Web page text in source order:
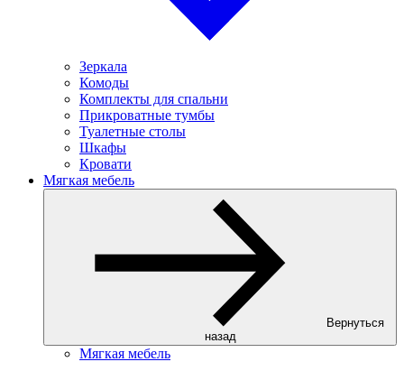
Зеркала
Комоды
Комплекты для спальни
Прикроватные тумбы
Туалетные столы
Шкафы
Кровати
Мягкая мебель
Вернуться
назад
Мягкая мебель